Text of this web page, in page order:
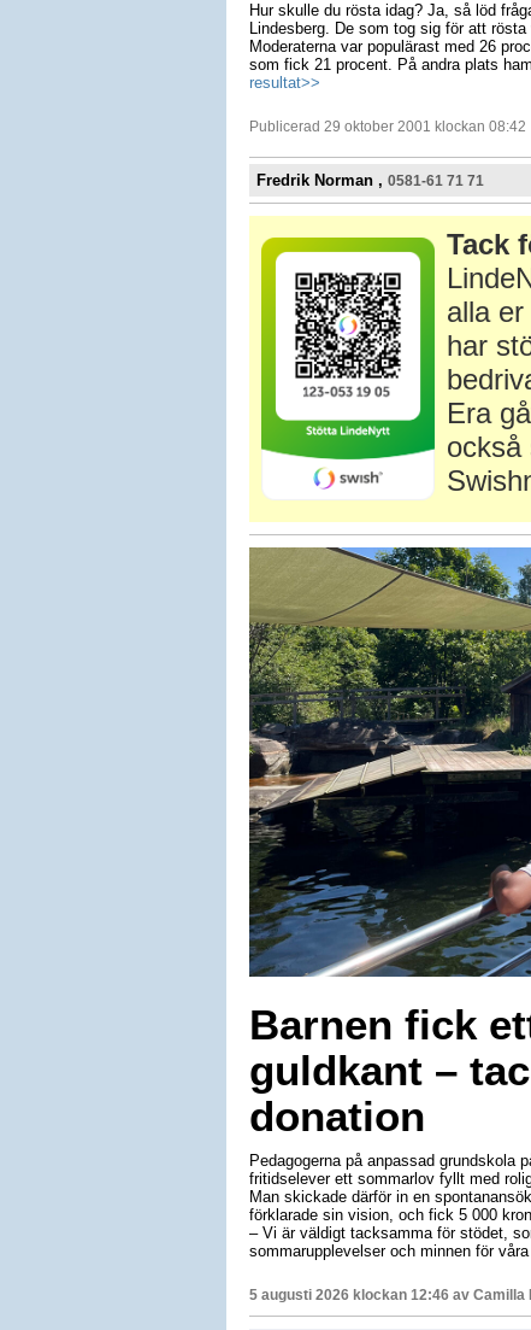
Hur skulle du rösta idag? Ja, så löd
Lindesberg. De som tog sig för att
Moderaterna var populärast med 26
som fick 21 procent. På andra plats
resultat>>
Publicerad 29 oktober 2001 klockan 08:42
Fredrik Norman , 0581-61 71 71
Tack
alla
har
Era
också
Barnen fick
guldkant –
donation
Pedagogerna på anpassad grundskola
fritidselever ett sommarlov fyllt med
Man skickade därför in en
förklarade sin vision, och fick 5 000
– Vi är väldigt tacksamma för stödet,
sommarupplevelser och minnen för
5 augusti 2026 klockan 12:46 av Camilla